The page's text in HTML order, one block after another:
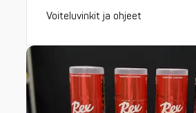
Voiteluvinkit ja ohjeet